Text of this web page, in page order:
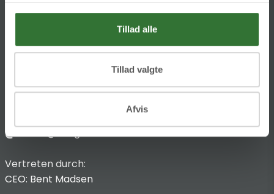
Tillad alle
Tillad valgte
Afvis
Impressum
Anbieterkennzeichnung
Hans Folsgaard GmbH
@:dach@folsgaard.com
Vertreten durch:
CEO: Bent Madsen